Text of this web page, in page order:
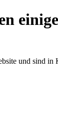
und sind in